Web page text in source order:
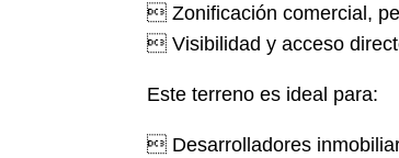
 Zonificación comercial,
 Visibilidad y acceso
Este terreno es ideal para:
 Desarrolladores